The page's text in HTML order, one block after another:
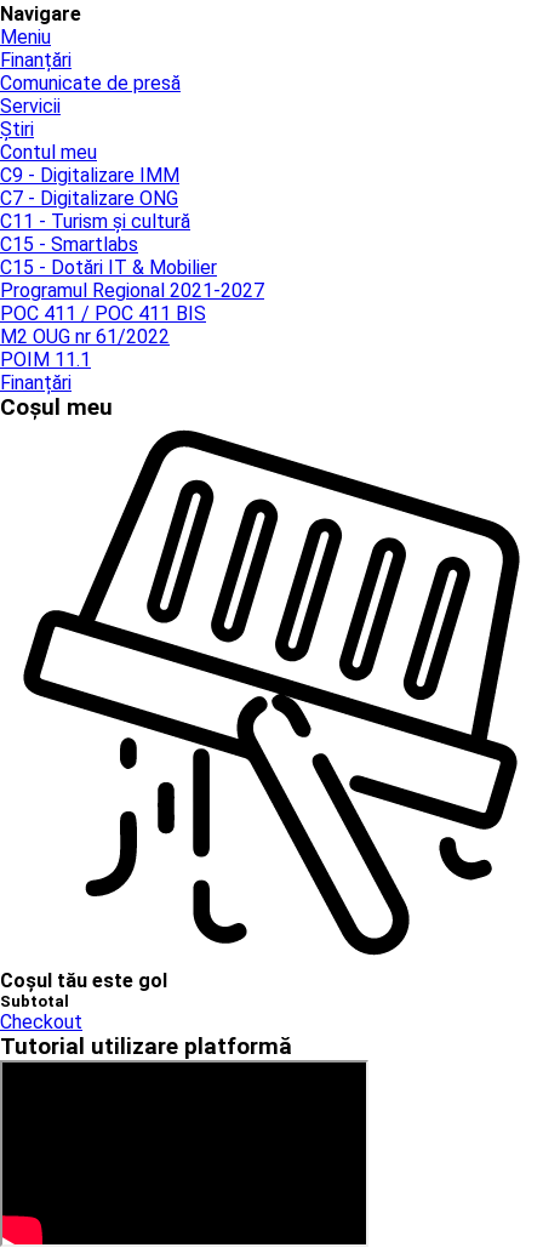
Navigare
Meniu
Finanțări
Comunicate de presă
Servicii
Știri
Contul meu
C9 - Digitalizare IMM
C7 - Digitalizare ONG
C11 - Turism și cultură
C15 - Smartlabs
C15 - Dotări IT & Mobilier
Programul Regional 2021-2027
POC 411 / POC 411 BIS
M2 OUG nr 61/2022
POIM 11.1
Finanțări
Coșul meu
Coșul tău este gol
Subtotal
Checkout
Tutorial utilizare platformă